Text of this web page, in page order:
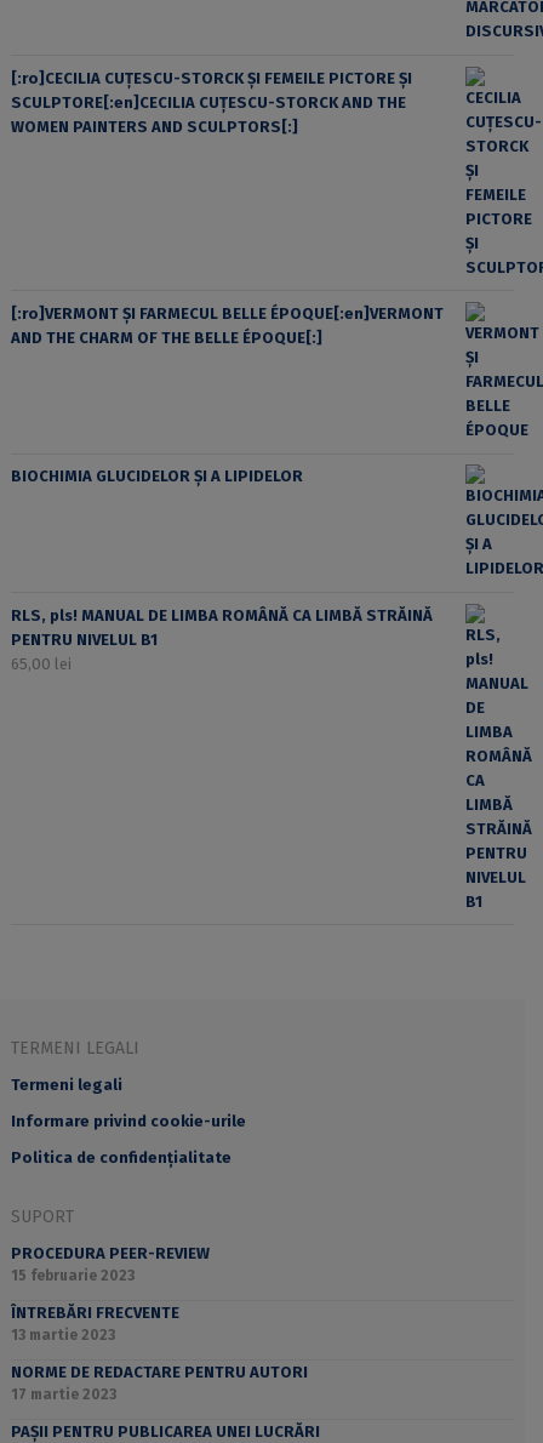
[:ro]CECILIA CUŢESCU-STORCK ŞI FEMEILE PICTORE ŞI
SCULPTORE[:en]CECILIA CUŢESCU-STORCK AND THE
WOMEN PAINTERS AND SCULPTORS[:]
[:ro]VERMONT ȘI FARMECUL BELLE ÉPOQUE[:en]VERMONT
AND THE CHARM OF THE BELLE ÉPOQUE[:]
BIOCHIMIA GLUCIDELOR ȘI A LIPIDELOR
RLS, pls! MANUAL DE LIMBA ROMÂNĂ CA LIMBĂ STRĂINĂ
PENTRU NIVELUL B1
65,00 lei
TERMENI LEGALI
Termeni legali
Informare privind cookie-urile
Politica de confidențialitate
SUPORT
PROCEDURA PEER-REVIEW
15 februarie 2023
ÎNTREBĂRI FRECVENTE
13 martie 2023
NORME DE REDACTARE PENTRU AUTORI
17 martie 2023
PAȘII PENTRU PUBLICAREA UNEI LUCRĂRI